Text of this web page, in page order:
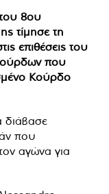
8ου
τίμησε τη
επιθέσεις του
που
Κούρδο
που
αγώνα για